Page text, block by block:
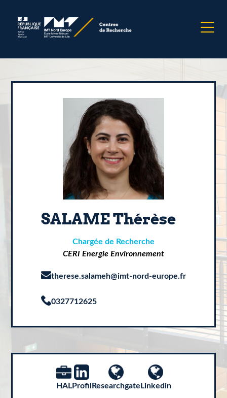
SALAME Thérèse
Chargée de Recherche
CERI Energie Environnement
therese.salameh@imt-nord-europe.fr
0327712625
HALProfil Researchgate Linkedin